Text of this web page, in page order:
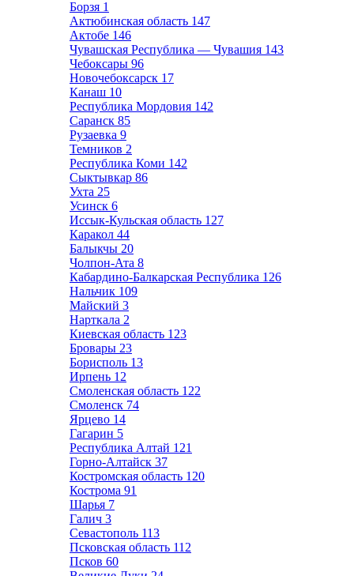
Борзя 1
Актюбинская область 147
Актобе 146
Чувашская Республика — Чувашия 143
Чебоксары 96
Новочебоксарск 17
Канаш 10
Республика Мордовия 142
Саранск 85
Рузаевка 9
Темников 2
Республика Коми 142
Сыктывкар 86
Ухта 25
Усинск 6
Иссык-Кульская область 127
Каракол 44
Балыкчы 20
Чолпон-Ата 8
Кабардино-Балкарская Республика 126
Нальчик 109
Майский 3
Нарткала 2
Киевская область 123
Бровары 23
Борисполь 13
Ирпень 12
Смоленская область 122
Смоленск 74
Ярцево 14
Гагарин 5
Республика Алтай 121
Горно-Алтайск 37
Костромская область 120
Кострома 91
Шарья 7
Галич 3
Севастополь 113
Псковская область 112
Псков 60